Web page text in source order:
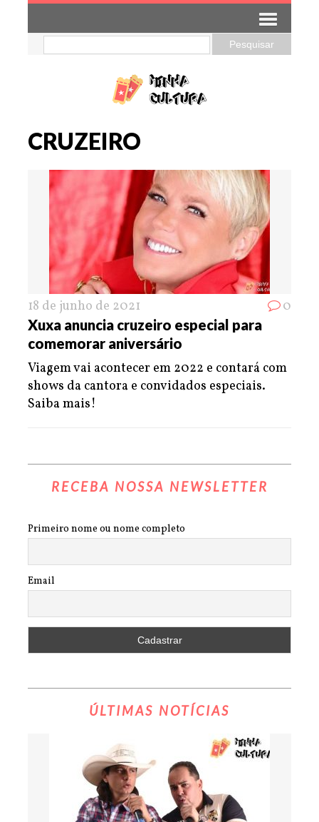
CRUZEIRO
18 de junho de 2021 0
Xuxa anuncia cruzeiro especial para
comemorar aniversário
Viagem vai acontecer em 2022 e contará com
shows da cantora e convidados especiais.
Saiba mais!
RECEBA NOSSA NEWSLETTER
Primeiro nome ou nome completo
Email
ÚLTIMAS NOTÍCIAS